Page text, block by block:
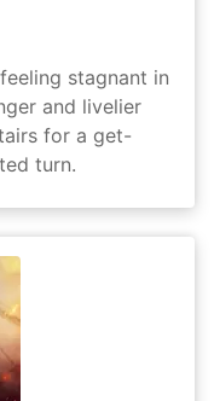
stagnant in
and livelier
for a get-
turn.